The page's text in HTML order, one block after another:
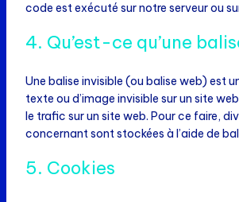
code est exécuté sur notre serveur ou
4. Qu’est-ce qu’une
Une balise invisible (ou balise web) est
texte ou d’image invisible sur un site
le trafic sur un site web. Pour ce faire,
concernant sont stockées à l’aide de
5. Cookies